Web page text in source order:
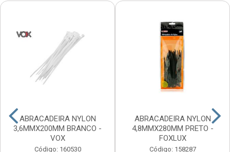
ABRACADEIRA NYLON
3,6MMX200MM BRANCO -
VOX
Código: 160530
ABRACADEIRA NYLON
4,8MMX280MM PRETO -
FOXLUX
Código: 158287